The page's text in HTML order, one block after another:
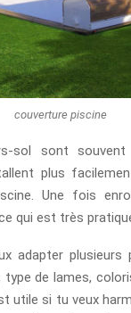
couverture piscine
sol sont
plus
Une fois
qui est très
adapter plusieurs
de lames,
utile si tu veux